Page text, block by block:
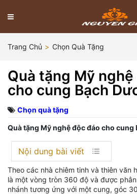
Trang Chủ Chọn Quà Tặng
Quà tặng Mỹ
cho cung Bạch
Chọn quà tặng
Quà tặng Mỹ nghệ độc đáo cho cung
Nội dung bài viết
Theo các nhà chiêm tinh và thiên văn
là một vòng tròn 360 độ và được
nhánh tương ứng với một cung, góc